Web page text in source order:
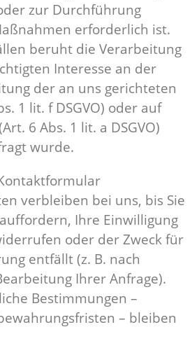
zur Durchführung
erforderlich ist.
beruht die Verarbeitung
Interesse an der
der an uns gerichteten
1 lit. f DSGVO) oder auf
6 Abs. 1 lit. a DSGVO)
wurde.
verbleiben bei uns, bis Sie
Ihre Einwilligung
oder der Zweck für
entfällt (z. B. nach
Ihrer Anfrage).
Bestimmungen –
– bleiben